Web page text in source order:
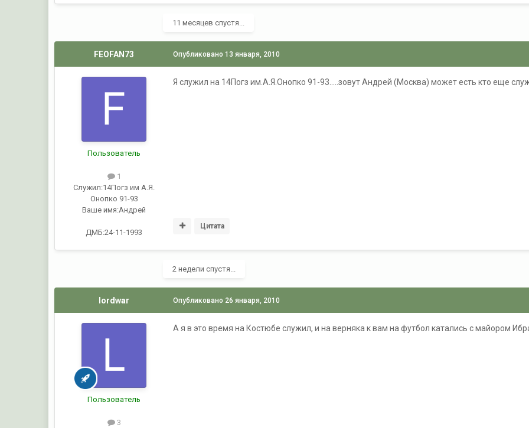
11 месяцев спустя...
FEOFAN73
Пользователь
1
Служил:14Погз им А.Я.
Онопко 91-93
Ваше имя:Андрей
ДМБ:24-11-1993
Опубликовано13 января, 2010
Я служил на 14Погз им.А.Я.Онопко 91-93.....зовут Андрей (Москва) может есть кто еще
Цитата
2 недели спустя...
lordwar
Пользователь
3
Опубликовано 26 января, 2010
А я в это время на Костюбе служил, и на верняка к вам на футбол катались с майором